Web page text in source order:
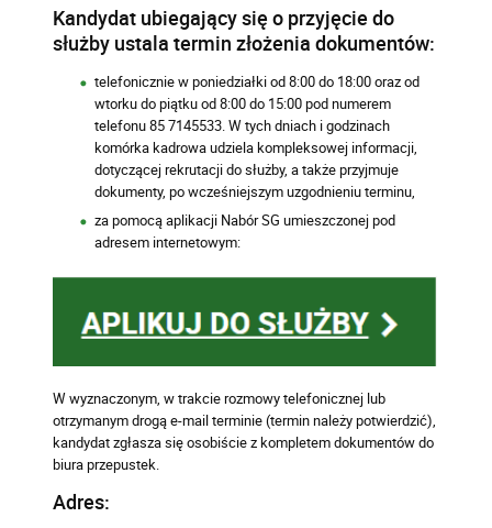
Kandydat ubiegający się o przyjęcie do
służby ustala termin złożenia dokumentów:
telefonicznie w poniedziałki od 8:00 do 18:00 oraz od
wtorku do piątku od 8:00 do 15:00 pod numerem
telefonu 85 7145533. W tych dniach i godzinach
komórka kadrowa udziela kompleksowej informacji,
dotyczącej rekrutacji do służby, a także przyjmuje
dokumenty, po wcześniejszym uzgodnieniu terminu,
za pomocą aplikacji Nabór SG umieszczonej pod
adresem internetowym:
W wyznaczonym, w trakcie rozmowy telefonicznej lub
otrzymanym drogą e-mail terminie (termin należy potwierdzić),
kandydat zgłasza się osobiście z kompletem dokumentów do
biura przepustek.
Adres: